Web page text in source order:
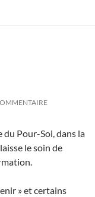
Pour-Soi, dans la
le soin de
» et certains